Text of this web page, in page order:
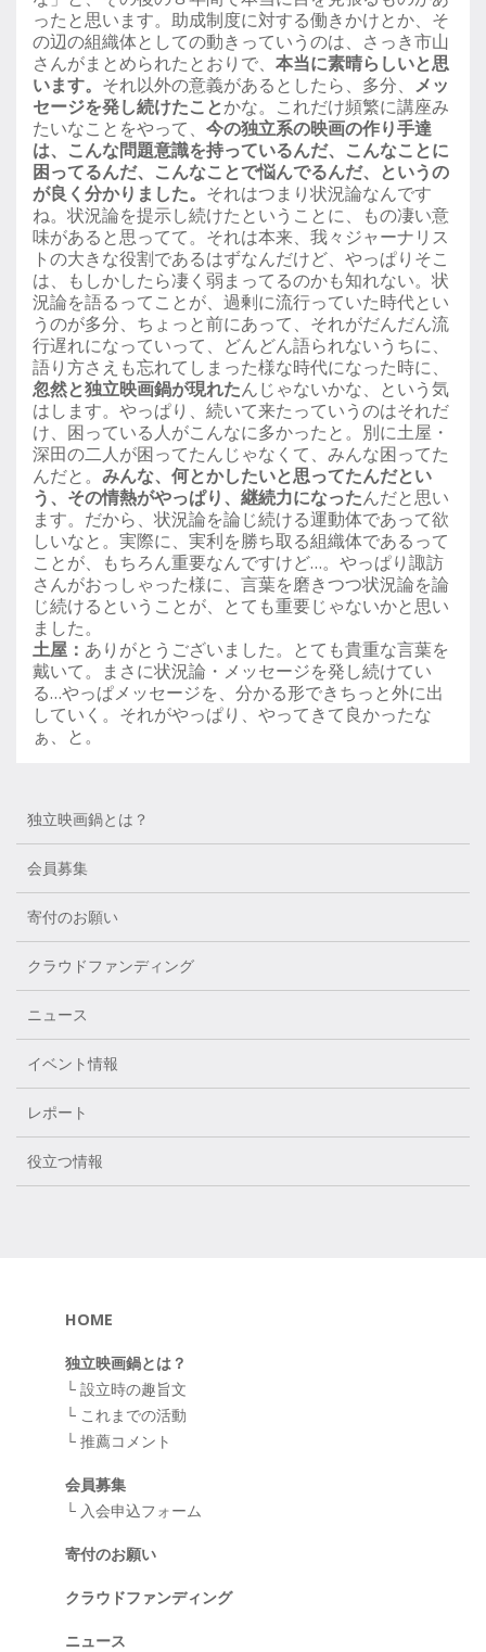
ったと思います。助成制度に対する働きかけとか、そ
の辺の組織体としての動きっていうのは、さっき市山
さんがまとめられたとおりで、 本当に素晴らしいと思
います。 それ以外の意義があるとしたら、多分、 メッ
セージを発し続けたことかな。これだけ頻繁に講座み
たいなことをやって、 今の独立系の映画の作り手達
は、こんな問題意識を持っているんだ、こんなことに
困ってるんだ、こんなことで悩んでるんだ、というの
が良く分かりました。 それはつまり状況論なんです
ね。状況論を提示し続けたということに、もの凄い意
味があると思ってて。それは本来、我々ジャーナリス
トの大きな役割であるはずなんだけど、やっぱりそこ
は、もしかしたら凄く弱まってるのかも知れない。状
況論を語るってことが、過剰に流行っていた時代とい
うのが多分、ちょっと前にあって、それがだんだん流
行遅れになっていって、どんどん語られないうちに、
語り方さえも忘れてしまった様な時代になった時に、
忽然と独立映画鍋が現れたんじゃないかな、という気
はします。やっぱり、続いて来たっていうのはそれだ
け、困っている人がこんなに多かったと。別に土屋・
深田の二人が困ってたんじゃなくて、みんな困ってた
んだと。 みんな、何とかしたいと思ってたんだとい
う、その情熱がやっぱり、継続力になったんだと思い
ます。だから、状況論を論じ続ける運動体であって欲
しいなと。実際に、実利を勝ち取る組織体であるって
ことが、もちろん重要なんですけど…。やっぱり諏訪
さんがおっしゃった様に、言葉を磨きつつ状況論を論
じ続けるということが、とても重要じゃないかと思い
ました。
土屋： ありがとうございました。とても貴重な言葉を
戴いて。まさに状況論・メッセージを発し続けてい
る…やっぱメッセージを、分かる形できちっと外に出
していく。それがやっぱり、やってきて良かったな
ぁ、と。
独立映画鍋とは？
会員募集
寄付のお願い
クラウドファンディング
ニュース
イベント情報
レポート
役立つ情報
HOME
独立映画鍋とは？
└ 設立時の趣旨文
└ これまでの活動
└ 推薦コメント
会員募集
└ 入会申込フォーム
寄付のお願い
クラウドファンディング
ニュース